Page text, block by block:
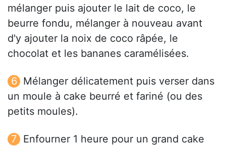
mélanger puis ajouter le lait de coco, le
beurre fondu, mélanger à nouveau avant
d'y ajouter la noix de coco râpée, le
chocolat et les bananes caramélisées.
Mélanger délicatement puis verser dans
un moule à cake beurré et fariné (ou des
petits moules).
Enfourner 1 heure pour un grand cake